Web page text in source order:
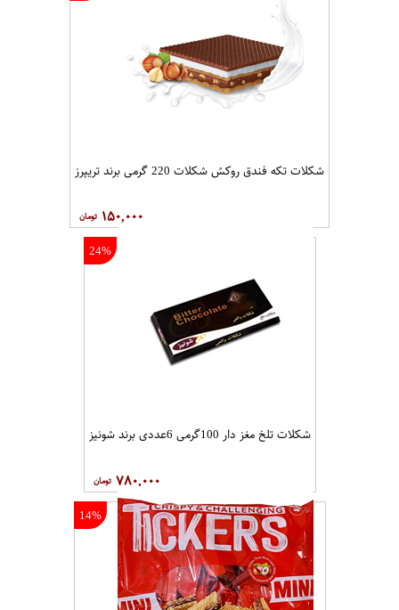
شکلات تکه فندق روکش شکلات 220 گرمی برند تریپرز
۱۵۰,۰۰۰
24%
شکلات تلخ مغز دار 100گرمی 6عددی برند شونیز
۷۸۰,۰۰۰
14%